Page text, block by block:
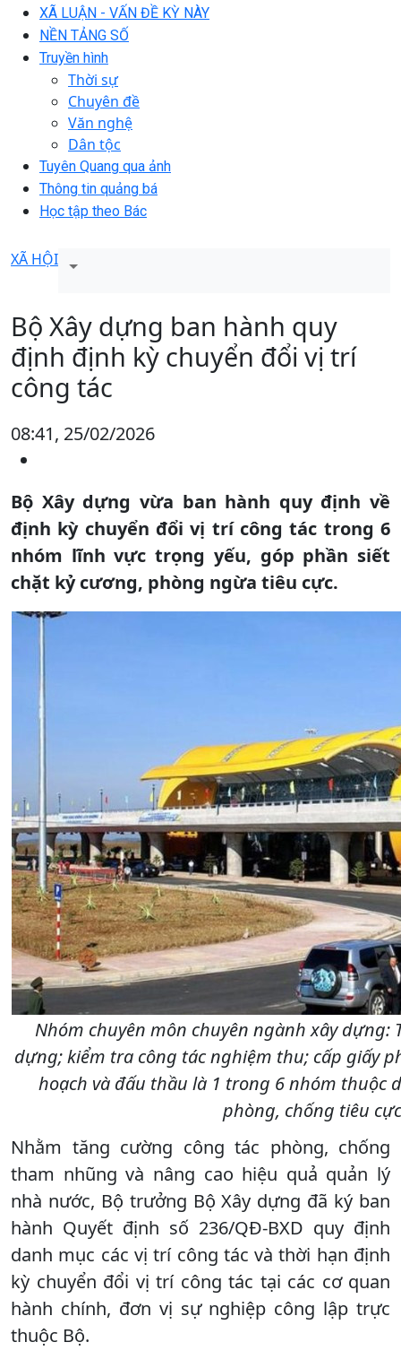
XÃ LUẬN - VẤN ĐỀ KỲ NÀY
NỀN TẢNG SỐ
Truyền hình
Thời sự
Chuyên đề
Văn nghệ
Dân tộc
Tuyên Quang qua ảnh
Thông tin quảng bá
Học tập theo Bác
XÃ HỘI
Bộ Xây dựng ban hành quy
định định kỳ chuyển đổi vị trí
công tác
08:41, 25/02/2026
Bộ Xây dựng vừa ban hành quy định về
định kỳ chuyển đổi vị trí công tác trong 6
nhóm lĩnh vực trọng yếu, góp phần siết
chặt kỷ cương, phòng ngừa tiêu cực.
Nhóm chuyên môn chuyên ngành xây
dựng; kiểm tra công tác nghiệm thu; cấp giấy
hoạch và đấu thầu là 1 trong 6 nhóm thuộc
phòng, chống tiêu
Nhằm tăng cường công tác phòng, chống
tham nhũng và nâng cao hiệu quả quản lý
nhà nước, Bộ trưởng Bộ Xây dựng đã ký ban
hành Quyết định số 236/QĐ-BXD quy định
danh mục các vị trí công tác và thời hạn định
kỳ chuyển đổi vị trí công tác tại các cơ quan
hành chính, đơn vị sự nghiệp công lập trực
thuộc Bộ.